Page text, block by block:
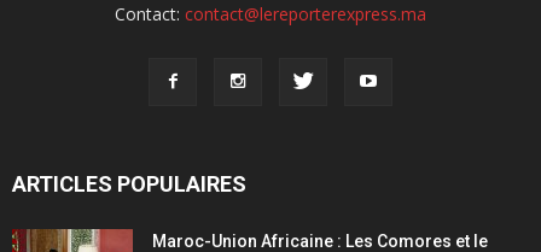
Contact: contact@lereporterexpress.ma
ARTICLES POPULAIRES
Maroc-Union Africaine : Les Comores et le